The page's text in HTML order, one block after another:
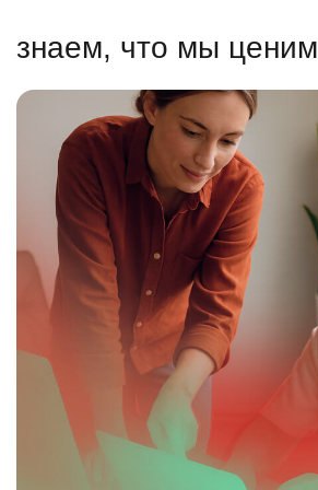
знаем, что мы ценим